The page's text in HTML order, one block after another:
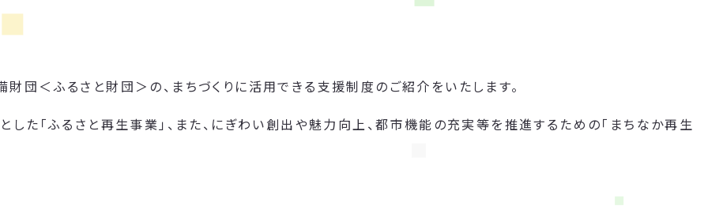
団＜ふるさと財団＞の、まちづくりに活用できる支援制度のご紹介をいたします。
た「ふるさと再生事業」、また、にぎわい創出や魅力向上、都市機能の充実等を推進するための「まちなか再生